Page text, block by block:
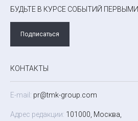
БУДЬТЕ В КУРСЕ СОБЫТИЙ ПЕРВЫМИ
Подписаться
КОНТАКТЫ
E-mail: pr@tmk-group.com
Адрес редакции: 101000, Москва,